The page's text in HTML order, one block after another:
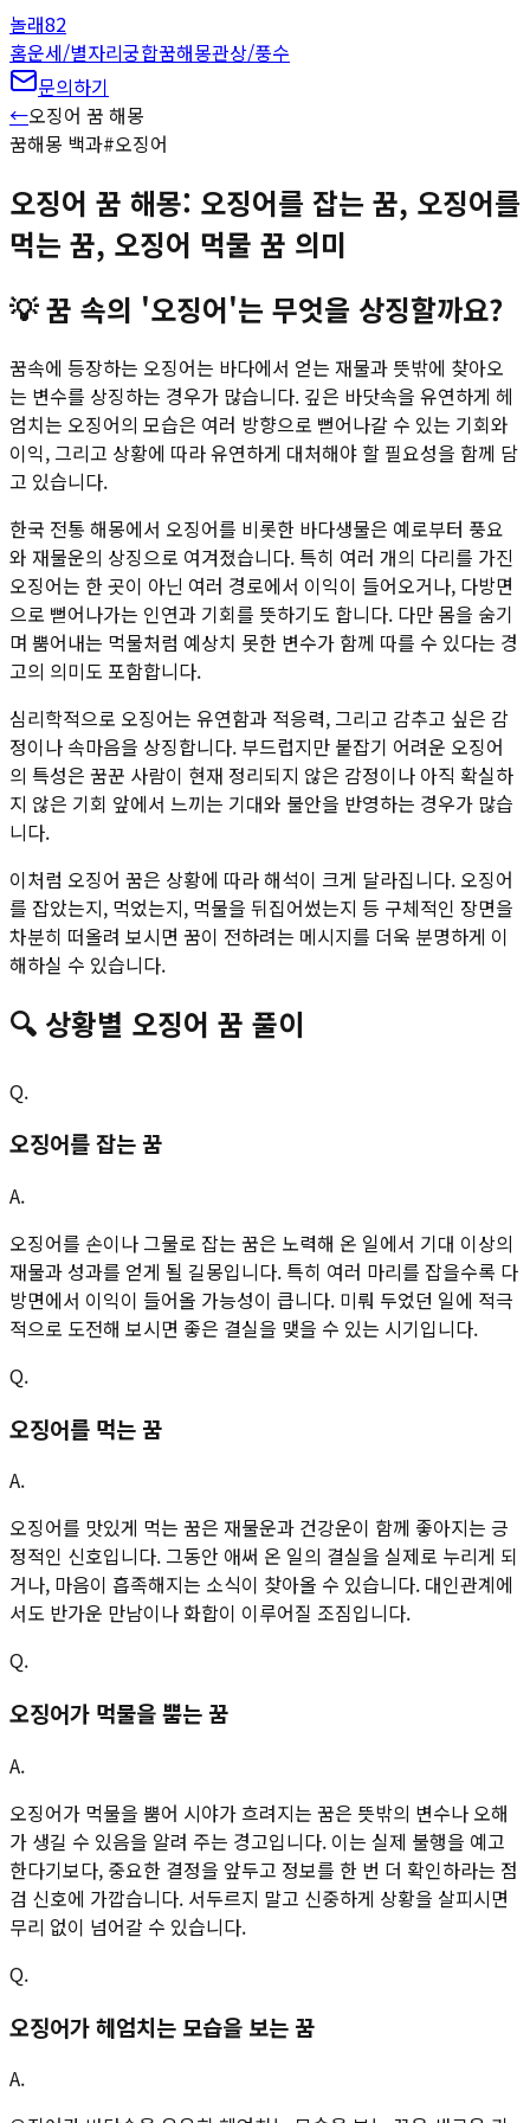
놀래82
홈운세/별자리궁합꿈해몽관상/풍수
문의하기
←오징어 꿈 해몽
꿈해몽 백과#오징어
오징어 꿈 해몽: 오징어를 잡는 꿈, 오징어를
먹는 꿈, 오징어 먹물 꿈 의미
💡꿈 속의 '오징어'는 무엇을 상징할까요?
꿈속에 등장하는 오징어는 바다에서 얻는 재물과 뜻밖에 찾아오
는 변수를 상징하는 경우가 많습니다. 깊은 바닷속을 유연하게 헤
엄치는 오징어의 모습은 여러 방향으로 뻗어나갈 수 있는 기회와
이익, 그리고 상황에 따라 유연하게 대처해야 할 필요성을 함께 담
고 있습니다.
한국 전통 해몽에서 오징어를 비롯한 바다생물은 예로부터 풍요
와 재물운의 상징으로 여겨졌습니다. 특히 여러 개의 다리를 가진
오징어는 한 곳이 아닌 여러 경로에서 이익이 들어오거나, 다방면
으로 뻗어나가는 인연과 기회를 뜻하기도 합니다. 다만 몸을 숨기
며 뿜어내는 먹물처럼 예상치 못한 변수가 함께 따를 수 있다는 경
고의 의미도 포함합니다.
심리학적으로 오징어는 유연함과 적응력, 그리고 감추고 싶은 감
정이나 속마음을 상징합니다. 부드럽지만 붙잡기 어려운 오징어
의 특성은 꿈꾼 사람이 현재 정리되지 않은 감정이나 아직 확실하
지 않은 기회 앞에서 느끼는 기대와 불안을 반영하는 경우가 많습
니다.
이처럼 오징어 꿈은 상황에 따라 해석이 크게 달라집니다. 오징어
를 잡았는지, 먹었는지, 먹물을 뒤집어썼는지 등 구체적인 장면을
차분히 떠올려 보시면 꿈이 전하려는 메시지를 더욱 분명하게 이
해하실 수 있습니다.
🔍 상황별 오징어 꿈 풀이
Q.
오징어를 잡는 꿈
A.
오징어를 손이나 그물로 잡는 꿈은 노력해 온 일에서 기대 이상의
재물과 성과를 얻게 될 길몽입니다. 특히 여러 마리를 잡을수록 다
방면에서 이익이 들어올 가능성이 큽니다. 미뤄 두었던 일에 적극
적으로 도전해 보시면 좋은 결실을 맺을 수 있는 시기입니다.
Q.
오징어를 먹는 꿈
A.
오징어를 맛있게 먹는 꿈은 재물운과 건강운이 함께 좋아지는 긍
정적인 신호입니다. 그동안 애써 온 일의 결실을 실제로 누리게 되
거나, 마음이 흡족해지는 소식이 찾아올 수 있습니다. 대인관계에
서도 반가운 만남이나 화합이 이루어질 조짐입니다.
Q.
오징어가 먹물을 뿜는 꿈
A.
오징어가 먹물을 뿜어 시야가 흐려지는 꿈은 뜻밖의 변수나 오해
가 생길 수 있음을 알려 주는 경고입니다. 이는 실제 불행을 예고
한다기보다, 중요한 결정을 앞두고 정보를 한 번 더 확인하라는 점
검 신호에 가깝습니다. 서두르지 말고 신중하게 상황을 살피시면
무리 없이 넘어갈 수 있습니다.
Q.
오징어가 헤엄치는 모습을 보는 꿈
A.